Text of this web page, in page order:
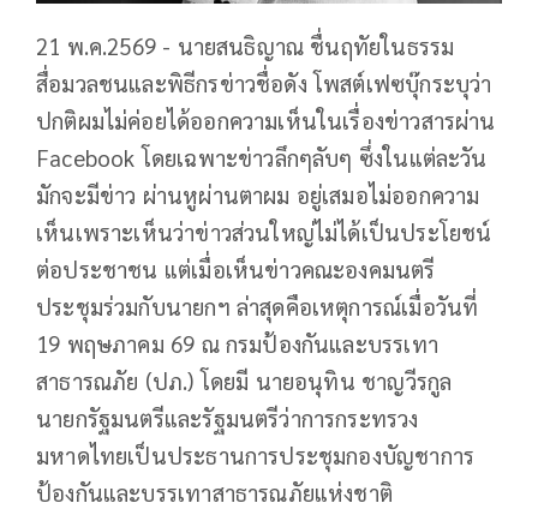
21 พ.ค.2569 - นายสนธิญาณ ชื่นฤทัยในธรรม
สื่อมวลชนและพิธีกรข่าวชื่อดัง โพสต์เฟซบุ๊กระบุว่า
ปกติผมไม่ค่อยได้ออกความเห็นในเรื่องข่าวสารผ่าน
Facebook โดยเฉพาะข่าวลึกๆลับๆ ซึ่งในแต่ละวัน
มักจะมีข่าว ผ่านหูผ่านตาผม อยู่เสมอไม่ออกความ
เห็นเพราะเห็นว่าข่าวส่วนใหญ่ไม่ได้เป็นประโยชน์
ต่อประชาชน แต่เมื่อเห็นข่าวคณะองคมนตรี
ประชุมร่วมกับนายกฯ ล่าสุดคือเหตุการณ์เมื่อวันที่
19 พฤษภาคม 69 ณ กรมป้องกันและบรรเทา
สาธารณภัย (ปภ.) โดยมี นายอนุทิน ชาญวีรกูล
นายกรัฐมนตรีและรัฐมนตรีว่าการกระทรวง
มหาดไทยเป็นประธานการประชุมกองบัญชาการ
ป้องกันและบรรเทาสาธารณภัยแห่งชาติ